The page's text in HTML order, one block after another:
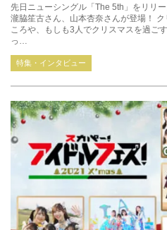
先日ニューシングル「The 5th」をリリ
瀧脇笙古さん、山本杏奈さんが登場！
ころや、もしも3人でクリスマスを過ご
っ…
特集・インタビュー